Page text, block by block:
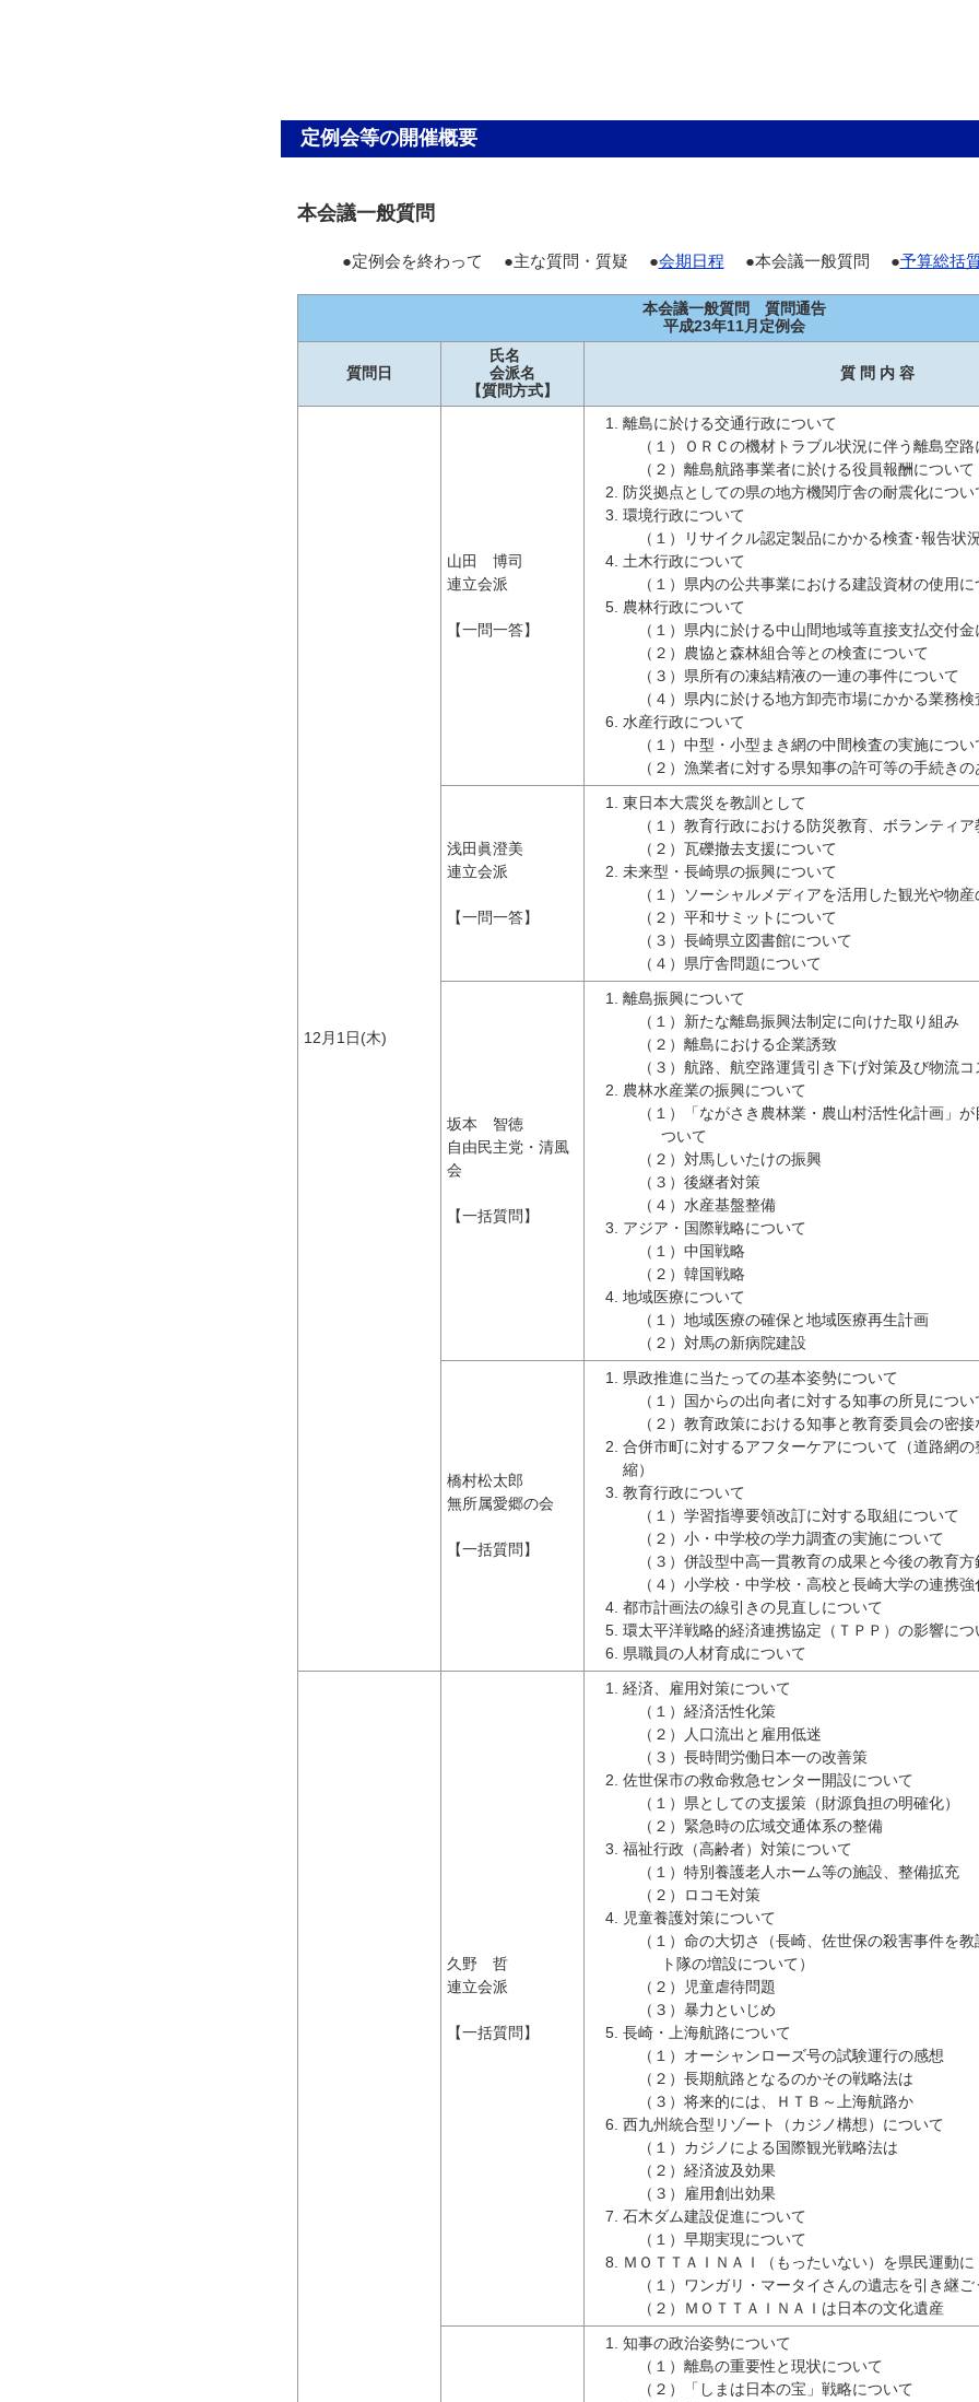
定例会等の開催概要
本会議一般質問
●定例会を終わって ●主な質問・質疑 ●会期日程 ●本会議一般質問 ●予算総括
本会議一般質問 質問通告
平成23年11月定例会
質問日
氏名
会派名
【質問方式】
質 問 内 容
12月1日(木)
山田 博司
連立会派
【一問一答】
離島に於ける交通行政について
（１）ＯＲＣの機材トラブル状況に伴う離島空
（２）離島航路事業者に於ける役員報酬について
防災拠点としての県の地方機関庁舎の耐震化につい
環境行政について
（１）リサイクル認定製品にかかる検査･報告状
土木行政について
（１）県内の公共事業における建設資材の使用
農林行政について
（１）県内に於ける中山間地域等直接支払交付
（２）農協と森林組合等との検査について
（３）県所有の凍結精液の一連の事件について
（４）県内に於ける地方卸売市場にかかる業務
水産行政について
（１）中型・小型まき網の中間検査の実施につい
（２）漁業者に対する県知事の許可等の手続き
浅田眞澄美
連立会派
【一問一答】
東日本大震災を教訓として
（１）教育行政における防災教育、ボランティ
（２）瓦礫撤去支援について
未来型・長崎県の振興について
（１）ソーシャルメディアを活用した観光や物
（２）平和サミットについて
（３）長崎県立図書館について
（４）県庁舎問題について
坂本 智徳
自由民主党・清風
会
【一括質問】
離島振興について
（１）新たな離島振興法制定に向けた取り組み
（２）離島における企業誘致
（３）航路、航空路運賃引き下げ対策及び物流
農林水産業の振興について
（１）「ながさき農林業・農山村活性化計画」
ついて
（２）対馬しいたけの振興
（３）後継者対策
（４）水産基盤整備
アジア・国際戦略について
（１）中国戦略
（２）韓国戦略
地域医療について
（１）地域医療の確保と地域医療再生計画
（２）対馬の新病院建設
橋村松太郎
無所属愛郷の会
【一括質問】
県政推進に当たっての基本姿勢について
（１）国からの出向者に対する知事の所見につい
（２）教育政策における知事と教育委員会の密
合併市町に対するアフターケアについて（道路網
縮）
教育行政について
（１）学習指導要領改訂に対する取組について
（２）小・中学校の学力調査の実施について
（３）併設型中高一貫教育の成果と今後の教育
（４）小学校・中学校・高校と長崎大学の連携
都市計画法の線引きの見直しについて
環太平洋戦略的経済連携協定（ＴＰＰ）の影響につ
県職員の人材育成について
久野 哲
連立会派
【一括質問】
経済、雇用対策について
（１）経済活性化策
（２）人口流出と雇用低迷
（３）長時間労働日本一の改善策
佐世保市の救命救急センター開設について
（１）県としての支援策（財源負担の明確化）
（２）緊急時の広域交通体系の整備
福祉行政（高齢者）対策について
（１）特別養護老人ホーム等の施設、整備拡充
（２）ロコモ対策
児童養護対策について
（１）命の大切さ（長崎、佐世保の殺害事件を
ト隊の増設について）
（２）児童虐待問題
（３）暴力といじめ
長崎・上海航路について
（１）オーシャンローズ号の試験運行の感想
（２）長期航路となるのかその戦略法は
（３）将来的には、ＨＴＢ～上海航路か
西九州統合型リゾート（カジノ構想）について
（１）カジノによる国際観光戦略法は
（２）経済波及効果
（３）雇用創出効果
石木ダム建設促進について
（１）早期実現について
ＭＯＴＴＡＩＮＡＩ（もったいない）を県民運動に
（１）ワンガリ・マータイさんの遺志を引き継ご
（２）ＭＯＴＴＡＩＮＡＩは日本の文化遺産
知事の政治姿勢について
（１）離島の重要性と現状について
（２）「しまは日本の宝」戦略について